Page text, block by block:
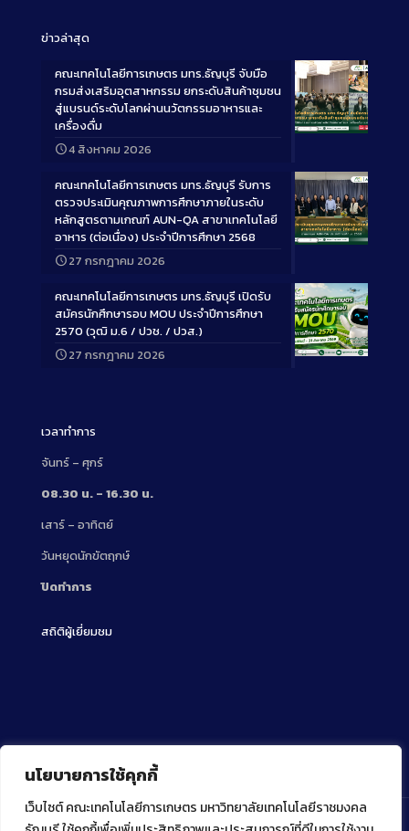
นโยบายการใช้คุกกี้
เว็บไซต์ คณะเทคโนโลยีการเกษตร มหาวิทยาลัยเทคโนโลยีราชมงคล
ข่าวล่าสุด
Long
คณะเทคโนโลยีการเกษตร มทร.ธัญบุรี จับมือ
กรมส่งเสริมอุตสาหกรรม ยกระดับสินค้าชุมชน
สู่แบรนด์ระดับโลกผ่านนวัตกรรมอาหารและ
เครื่องดื่ม
4 สิงหาคม 2026
Long
คณะเทคโนโลยีการเกษตร มทร.ธัญบุรี รับการ
ตรวจประเมินคุณภาพการศึกษาภายในระดับ
หลักสูตรตามเกณฑ์ AUN-QA สาขาเทคโนโลยี
อาหาร (ต่อเนื่อง) ประจำปีการศึกษา 2568
27 กรกฎาคม 2026
Long
คณะเทคโนโลยีการเกษตร มทร.ธัญบุรี เปิดรับ
สมัครนักศึกษารอบ MOU ประจำปีการศึกษา
2570 (วุฒิ ม.6 / ปวช. / ปวส.)
27 กรกฎาคม 2026
เวลาทำการ
จันทร์ – ศุกร์
08.30 น. – 16.30 น.
เสาร์ – อาทิตย์
วันหยุดนักขัตฤกษ์
ปิดทำการ
สถิติผู้เยี่ยมชม